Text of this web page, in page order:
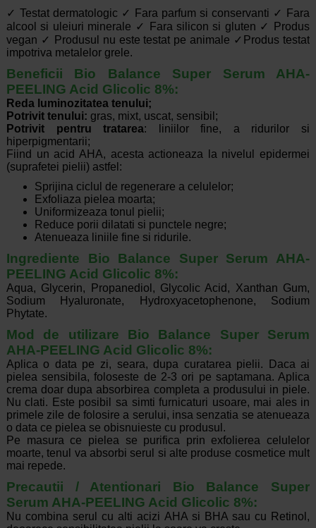
✓ Testat dermatologic ✓ Fara parfum si conservanti ✓ Fara
alcool si uleiuri minerale ✓ Fara silicon si gluten ✓ Produs
vegan ✓ Produsul nu este testat pe animale ✓Produs testat
impotriva metalelor grele.
Beneficii Bio Balance Super Serum AHA-
PEELING Acid Glicolic 8%:
Reda luminozitatea tenului;
Potrivit tenului: gras, mixt, uscat, sensibil;
Potrivit pentru tratarea: liniilor fine, a ridurilor si
hiperpigmentarii;
Fiind un acid AHA, acesta actioneaza la nivelul epidermei
(suprafetei pielii) astfel:
Sprijina ciclul de regenerare a celulelor;
Exfoliaza pielea moarta;
Uniformizeaza tonul pielii;
Reduce porii dilatati si punctele negre;
Atenueaza liniile fine si ridurile.
Ingrediente Bio Balance Super Serum AHA-
PEELING Acid Glicolic 8%:
Aqua, Glycerin, Propanediol, Glycolic Acid, Xanthan Gum,
Sodium Hyaluronate, Hydroxyacetophenone, Sodium
Phytate.
Mod de utilizare Bio Balance Super Serum
AHA-PEELING Acid Glicolic 8%:
Aplica o data pe zi, seara, dupa curatarea pielii. Daca ai
pielea sensibila, foloseste de 2-3 ori pe saptamana. Aplica
crema doar dupa absorbirea completa a produsului in piele.
Nu clati. Este posibil sa simti furnicaturi usoare, mai ales in
primele zile de folosire a serului, insa senzatia se atenueaza
o data ce pielea se obisnuieste cu produsul.
Pe masura ce pielea se purifica prin exfolierea celulelor
moarte, tenul va absorbi serul si alte produse cosmetice mult
mai repede.
Precautii / Atentionari Bio Balance Super
Serum AHA-PEELING Acid Glicolic 8%:
Nu combina serul cu alti acizi AHA si BHA sau cu Retinol,